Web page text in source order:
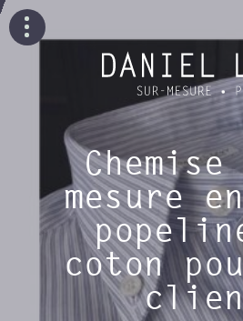
mesure
coton